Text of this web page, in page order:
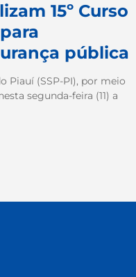
15º Curso
pública
Piauí (SSP-PI), por meio
segunda-feira (11) a